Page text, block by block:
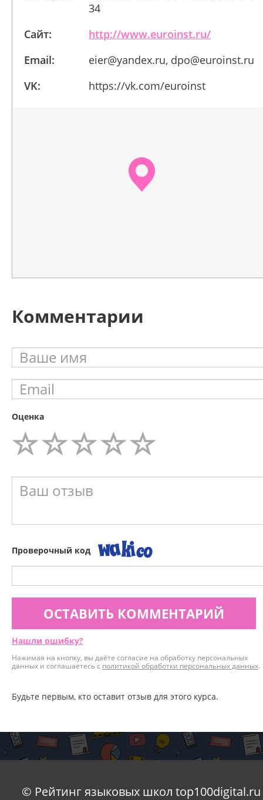
34
Сайт:
http://www.euroinst.ru/
Email:
eier@yandex.ru, dpo@euroinst.ru
VK:
https://vk.com/euroinst
Комментарии
Оценка
Проверочный код
ОСТАВИТЬ КОММЕНТАРИЙ
Нашли ошибку?
Нажимая на кнопку, вы даёте согласие на обработку персональных
данных и соглашаетесь с политикой обработки персональных данных.
Будьте первым, кто оставит отзыв для этого курса.
© Рейтинг языковых школ top100digital.ru